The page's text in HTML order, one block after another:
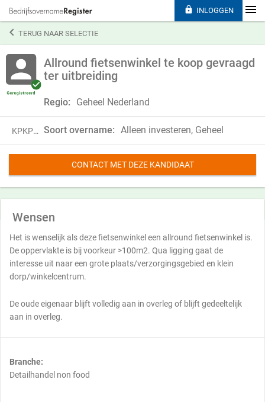
TERUG NAAR SELECTIE
Allround fietsenwinkel te koop gevraagd
ter uitbreiding
Regio: Geheel Nederland
KPKP21QPF98P Soort overname: Alleen investeren, Geheel
CONTACT MET DEZE KANDIDAAT
Wensen
Het is wenselijk als deze fietsenwinkel een allround fietsenwinkel is.
De oppervlakte is bij voorkeur >100m2. Qua ligging gaat de
interesse uit naar een grote plaats/verzorgingsgebied en klein
dorp/winkelcentrum.
De oude eigenaar blijft volledig aan in overleg of blijft gedeeltelijk
aan in overleg.
Branche:
Detailhandel non food
 INLOGGEN